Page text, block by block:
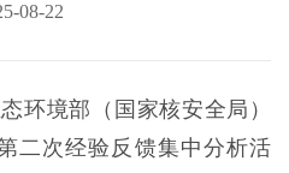
08-22
环境部（国家核安全局）
二次经验反馈集中分析活